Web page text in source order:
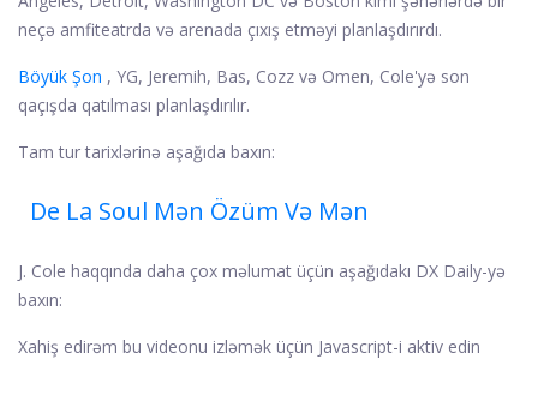
neçə amfiteatrda və arenada çıxış etməyi planlaşdırırdı.
Böyük Şon , YG, Jeremih, Bas, Cozz və Omen, Cole'yə son
qaçışda qatılması planlaşdırılır.
Tam tur tarixlərinə aşağıda baxın:
De La Soul Mən Özüm Və Mən
J. Cole haqqında daha çox məlumat üçün aşağıdakı DX Daily-yə
baxın:
Xahiş edirəm bu videonu izləmək üçün Javascript-i aktiv edin